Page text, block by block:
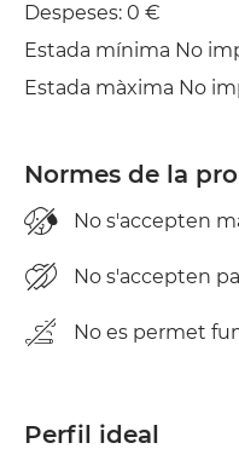
Despeses: 0 €
Estada mínima No
Estada màxima No
Normes de la
No s'accepten
No s'accepten
No es permet
Perfil ideal